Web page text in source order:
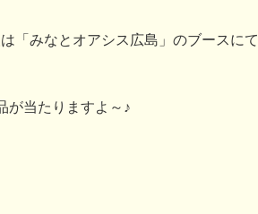
「みなとオアシス広島」のブースにて
が当たりますよ～♪